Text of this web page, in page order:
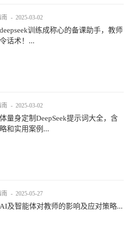
南 - 2025-03-02
训练成称心的备课助手，教师
话术！...
南 - 2025-03-02
量身定制DeepSeek提示词大全，含
和实用案例...
南 - 2025-05-27
及智能体对教师的影响及应对策略...